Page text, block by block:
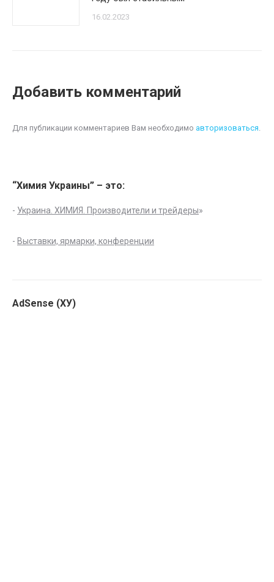
16.02.2023
Добавить комментарий
Для публикации комментариев Вам необходимо авторизоваться.
“Химия Украины” – это:
- Украина. ХИМИЯ. Производители и трейдеры»
- Выставки, ярмарки, конференции
AdSense (ХУ)